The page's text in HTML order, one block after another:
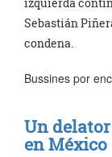
Sebastián
condena.
Bussines por
Un
en México